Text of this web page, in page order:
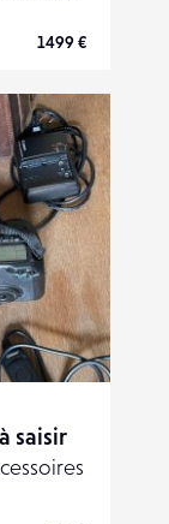
1499 €
saisir